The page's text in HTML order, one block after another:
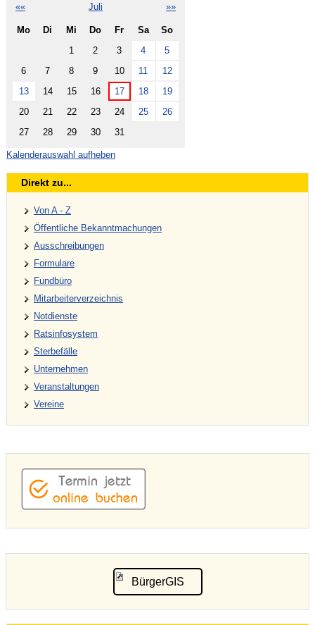
«« Juli »»
Mo Di Mi Do Fr Sa
So
1
2 3 4
5
6
7 8 9 10 11
12
13
14 15 16 17 18
19
20
21 22 23 24 25
26
27
28 29 30 31
Kalenderauswahl aufheben
Direkt zu...
Von A - Z
Öffentliche Bekanntmachungen
Ausschreibungen
Formulare
Fundbüro
Mitarbeiterverzeichnis
Notdienste
Ratsinfosystem
Sterbefälle
Unternehmen
Veranstaltungen
Vereine
BürgerGIS